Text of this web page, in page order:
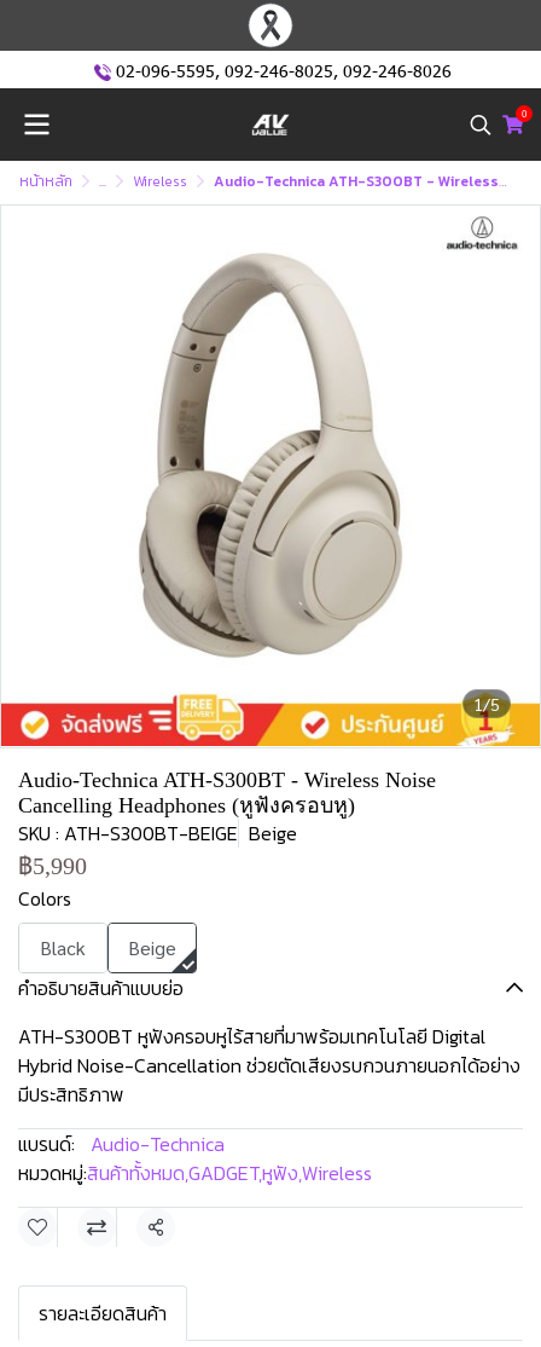
02-096-5595, 092-246-8025, 092-246-8026
0
หน้าหลัก ... Wireless Audio-Technica ATH-S300BT - Wireless Noise Cancelling Headphones (หูฟังครอบหู)
1/5
Audio-Technica ATH-S300BT - Wireless Noise
Cancelling Headphones (หูฟังครอบหู)
SKU : ATH-S300BT-BEIGE Beige
฿5,990
Colors
Black Beige
คำอธิบายสินค้าแบบย่อ
ATH-S300BT หูฟังครอบหูไร้สายที่มาพร้อมเทคโนโลยี Digital
Hybrid Noise-Cancellation ช่วยตัดเสียงรบกวนภายนอกได้อย่าง
มีประสิทธิภาพ
แบรนด์:
Audio-Technica
หมวดหมู่:สินค้าทั้งหมด,GADGET,หูฟัง,Wireless
แชร์
รายละเอียดสินค้า